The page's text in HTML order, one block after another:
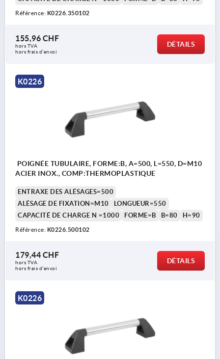
Référence: K0226.350102
155,96 CHF
hors TVA
hors frais d’envoi
DÉTAILS
K0226
POIGNÉE TUBULAIRE, FORME:B, A=500, L=550, D=M10
ACIER INOX., COMP:THERMOPLASTIQUE
ENTRAXE DES ALÉSAGES=500
ALÉSAGE DE FIXATION=M10
LONGUEUR=550
CAPACITÉ DE CHARGE N =1000
FORME=B B=80 H=90
Référence: K0226.500102
179,44 CHF
hors TVA
hors frais d’envoi
DÉTAILS
K0226